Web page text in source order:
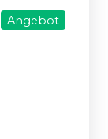
Angebot